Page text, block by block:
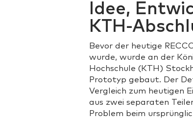
Idee,
KTH-
Bevor der heutige
wurde, wurde an der
Hochschule (KTH)
Prototyp gebaut. Der
Vergleich zum heutigen
aus zwei separaten
Problem beim